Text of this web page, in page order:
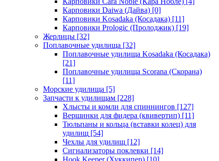
Карповики Daiwa (Дайва) [0]
Карповики Kosadaka (Косадака) [11]
Карповики Prologic (Пролоджик) [19]
Жерлицы [32]
Поплавочные удилища [32]
Поплавочные удилища Kosadaka (Косадака)
[21]
Поплавочные удилища Scorana (Скорана)
[11]
Морские удилища [5]
Запчасти к удилищам [228]
Хлысты и комли для спиннингов [127]
Вершинки для фидера (квивертип) [11]
Тюльпаны и кольца (вставки колец) для
удилищ [54]
Чехлы для удилищ [12]
Сигнализаторы поклевки [14]